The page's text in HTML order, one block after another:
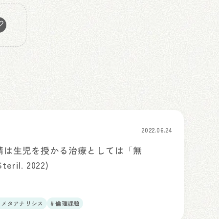
2022.06.24
生児を授かる治療としては「無
2022)
タアナリシス # 倫理課題